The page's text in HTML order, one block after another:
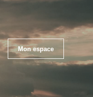
Mon espace